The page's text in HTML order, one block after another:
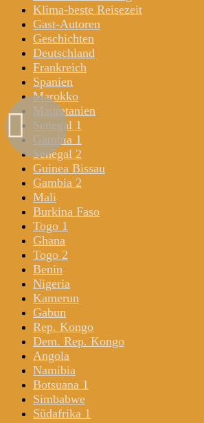
Klima-beste Reisezeit
Gast-Autoren
Geschichten
Deutschland
Frankreich
Spanien
Marokko
Mauretanien
Senegal 1
Gambia 1
Senegal 2
Guinea Bissau
Gambia 2
Mali
Burkina Faso
Togo 1
Ghana
Togo 2
Benin
Nigeria
Kamerun
Gabun
Rep. Kongo
Dem. Rep. Kongo
Angola
Namibia
Botsuana 1
Simbabwe
Südafrika 1